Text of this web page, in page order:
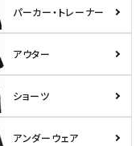
パーカー・トレーナー
アウター
ショーツ
アンダーウェア